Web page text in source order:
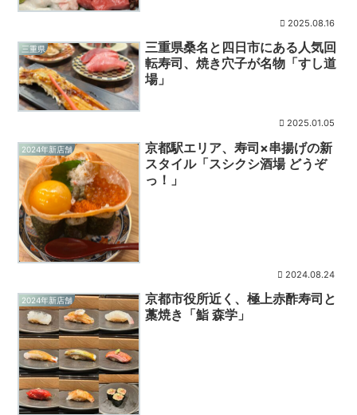
2025.08.16
三重県
三重県桑名と四日市にある人気回
転寿司、焼き穴子が名物「すし道
場」
2025.01.05
2024年新店舗
京都駅エリア、寿司×串揚げの新
スタイル「スシクシ酒場 どうぞ
っ！」
2024.08.24
2024年新店舗
京都市役所近く、極上赤酢寿司と
藁焼き「鮨 森学」